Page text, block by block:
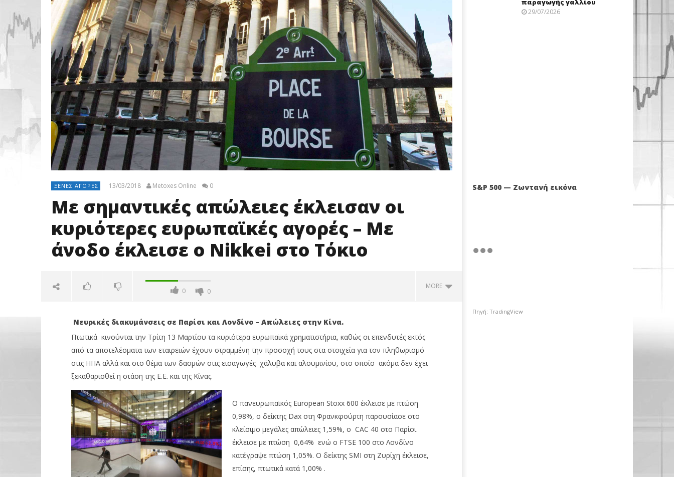
ΞΈΝΕΣ ΑΓΟΡΈΣ 13/03/2018 Metoxes Online 0
Με σημαντικές απώλειες έκλεισαν οι
κυριότερες ευρωπαϊκές αγορές – Με
άνοδο έκλεισε ο Nikkei στο Τόκιο
0 0
MORE
NOW VIEWING
Με σημαντικές απώλειες
έκλεισαν οι κυριότερες
ευρωπαϊκές αγορές – Με άνοδο
έκλεισε ο Nikkei στο Τόκιο
13/03/2018
Online
Όμιλος Qualco: Απέκτησε το
50,1% της Multiverse A.E, μια από
τις κορυφαίες
13/03/2018
Metoxes
Online
Με άνοδο 0,25%, στις 2.615 μον.
εβδομαδιαία κέρδη 1,76%, τζίρο
στα €238 εκατ.
13/03/2018
Metoxes
Νευρικές διακυμάνσεις σε Παρίσι και Λονδίνο – Απώλειες στην Κίνα.
Πτωτικά κινούνται την Τρίτη 13 Μαρτίου τα κυριότερα ευρωπαϊκά χρηματιστήρια, καθώς οι επενδυτές εκτός
από τα αποτελέσματα των εταιρειών έχουν στραμμένη την προσοχή τους στα στοιχεία για τον πληθωρισμό
στις ΗΠΑ αλλά και στο θέμα των δασμών στις εισαγωγές χάλυβα και αλουμινίου, στο οποίο ακόμα δεν έχει
ξεκαθαρισθεί η στάση της Ε.Ε. και της Κίνας.
Ο πανευρωπαϊκός European Stoxx 600 έκλεισε με πτώση
0,98%, ο δείκτης Dax στη Φρανκφούρτη παρουσίασε στο
κλείσιμο μεγάλες απώλειες 1,59%, ο CAC 40 στο Παρίσι
έκλεισε με πτώση 0,64% ενώ ο FTSE 100 στο Λονδίνο
κατέγραψε πτώση 1,05%. Ο δείκτης SMI στη Ζυρίχη έκλεισε,
επίσης, πτωτικά κατά 1,00% .
παραγωγής γαλλίου
29/07/2026
S&P 500 — Ζωντανή εικόνα
Πηγή: TradingView